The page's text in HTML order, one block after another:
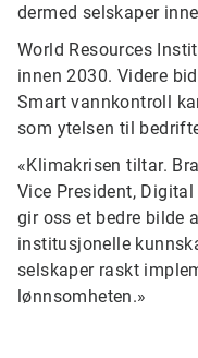
dermed selskaper
World Resources
innen 2030. Videre
Smart vannkontroll
som ytelsen til
«Klimakrisen tiltar.
Vice President,
gir oss et bedre bilde
institusjonelle
selskaper raskt
lønnsomheten.»